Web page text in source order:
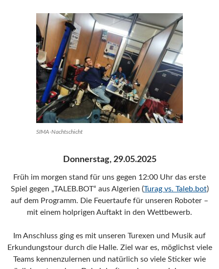
SIMA-Nachtschicht
Donnerstag, 29.05.2025
Früh im morgen stand für uns gegen 12:00 Uhr das erste
Spiel gegen „TALEB.BOT“ aus Algerien (Turag vs. Taleb.bot)
auf dem Programm. Die Feuertaufe für unseren Roboter –
mit einem holprigen Auftakt in den Wettbewerb.
Im Anschluss ging es mit unseren Turexen und Musik auf
Erkundungstour durch die Halle. Ziel war es, möglichst viele
Teams kennenzulernen und natürlich so viele Sticker wie